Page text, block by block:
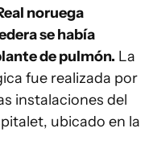
noruega
se había
de pulmón. La
fue realizada por
instalaciones del
ubicado en la